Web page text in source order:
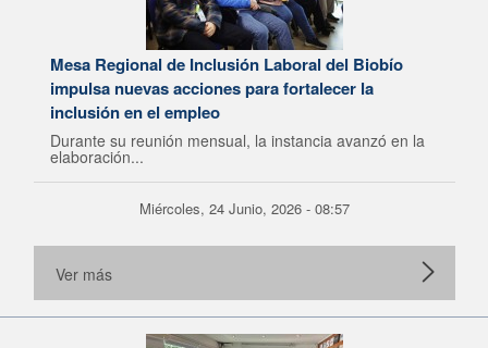
Mesa Regional de Inclusión Laboral del Biobío
impulsa nuevas acciones para fortalecer la
inclusión en el empleo
Durante su reunión mensual, la instancia avanzó en la
elaboración...
Miércoles, 24 Junio, 2026 - 08:57
Ver más